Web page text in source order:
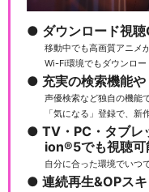
ダウンロード視
移動中でも高画質アニメ
Wi-Fi環境でもダウンロ
充実の検索機能
声優検索など独自の機能
「気になる」登録で、
TV・PC・タブ
ion®5でも視聴可
自分に合った環境でいつ
連続再生&OPス